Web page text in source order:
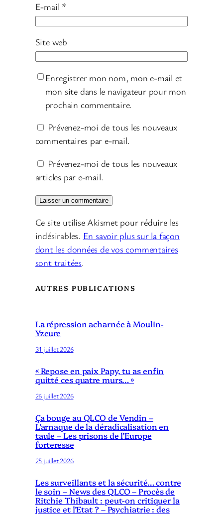
E-mail *
Site web
Enregistrer mon nom, mon e-mail et
mon site dans le navigateur pour mon
prochain commentaire.
Prévenez-moi de tous les nouveaux
commentaires par e-mail.
Prévenez-moi de tous les nouveaux
articles par e-mail.
Ce site utilise Akismet pour réduire les
indésirables. En savoir plus sur la façon
dont les données de vos commentaires
sont traitées.
AUTRES PUBLICATIONS
La répression acharnée à Moulin-
Yzeure
31 juillet 2026
« Repose en paix Papy, tu as enfin
quitté ces quatre murs… »
26 juillet 2026
Ça bouge au QLCO de Vendin –
L’arnaque de la déradicalisation en
taule – Les prisons de l’Europe
forteresse
25 juillet 2026
Les surveillants et la sécurité… contre
le soin – News des QLCO – Procès de
Ritchie Thibault : peut-on critiquer la
justice et l’Etat ? – Psychiatrie : des